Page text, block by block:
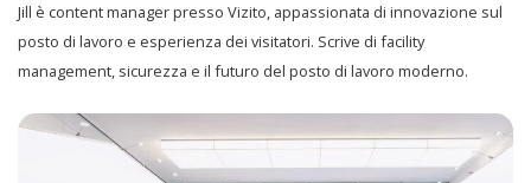
Jill è content manager presso Vizito, appassionata di innovazione sul
posto di lavoro e esperienza dei visitatori. Scrive di facility
management, sicurezza e il futuro del posto di lavoro moderno.